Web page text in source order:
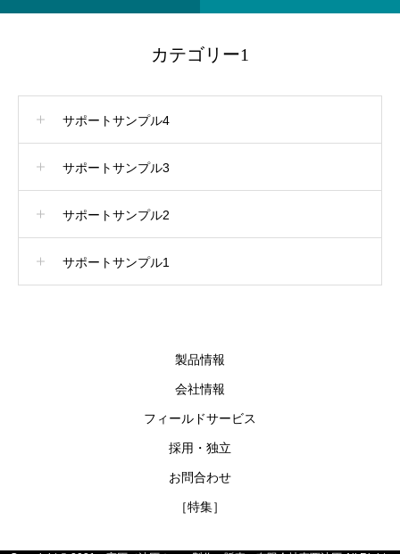
カテゴリー1
サポートサンプル4
サポートサンプル3
サポートサンプル2
サポートサンプル1
製品情報
会社情報
フィールドサービス
採用・独立
お問合わせ
［特集］